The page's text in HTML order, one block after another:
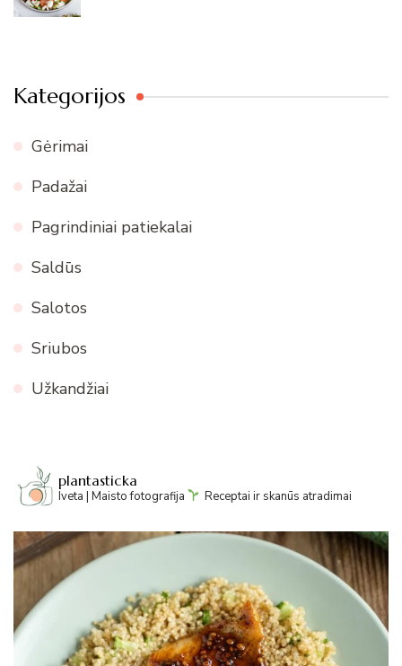
Kategorijos
Gėrimai
Padažai
Pagrindiniai patiekalai
Saldūs
Salotos
Sriubos
Užkandžiai
plantasticka
Iveta | Maisto fotografija Receptai ir skanūs atradimai